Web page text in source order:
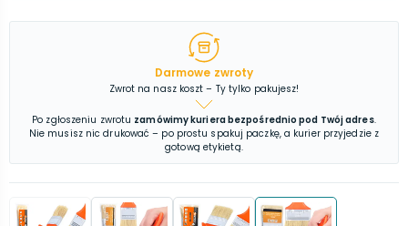
Darmowe zwroty
Zwrot na nasz koszt – Ty tylko pakujesz!
Po zgłoszeniu zwrotu zamówimy kuriera bezpośrednio pod Twój adres.
Nie musisz nic drukować – po prostu spakuj paczkę, a kurier przyjedzie z
gotową etykietą.